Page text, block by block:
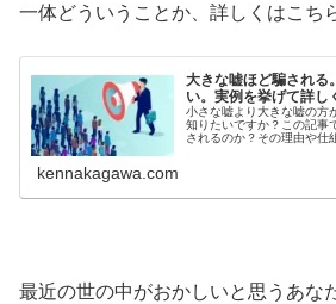
一体どういうことか、詳しくはこち
大きな嘘ほど騙される
い。実例を挙げて詳し
小さな嘘より大きな嘘の
知りたいですか？この記事
されるのか？その理由や仕
kennakagawa.com
最近の世の中がおかしいと思うあな